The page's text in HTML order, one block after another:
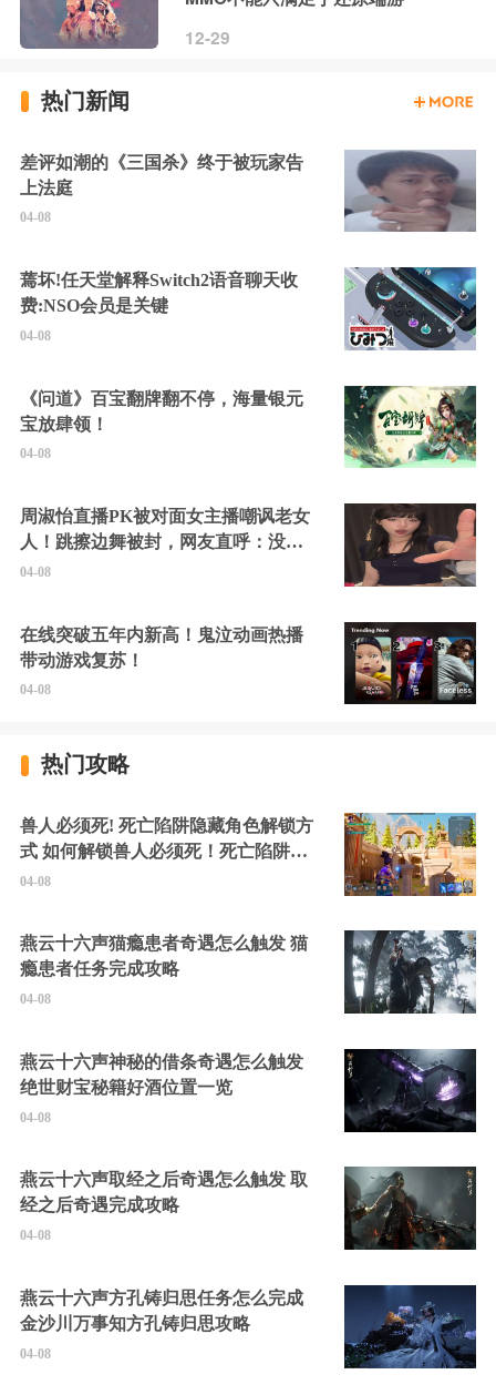
12-29
热门新闻
差评如潮的《三国杀》终于被玩家告
上法庭
04-08
蔫坏!任天堂解释Switch2语音聊天收
费:NSO会员是关键
04-08
《问道》百宝翻牌翻不停，海量银元
宝放肆领！
04-08
周淑怡直播PK被对面女主播嘲讽老女
人！跳擦边舞被封，网友直呼：没边
硬擦封的好！
04-08
在线突破五年内新高！鬼泣动画热播
带动游戏复苏！
04-08
热门攻略
兽人必须死! 死亡陷阱隐藏角色解锁方
式 如何解锁兽人必须死！死亡陷阱中
的隐藏角色
04-08
燕云十六声猫瘾患者奇遇怎么触发 猫
瘾患者任务完成攻略
04-08
燕云十六声神秘的借条奇遇怎么触发
绝世财宝秘籍好酒位置一览
04-08
燕云十六声取经之后奇遇怎么触发 取
经之后奇遇完成攻略
04-08
燕云十六声方孔铸归思任务怎么完成
金沙川万事知方孔铸归思攻略
04-08